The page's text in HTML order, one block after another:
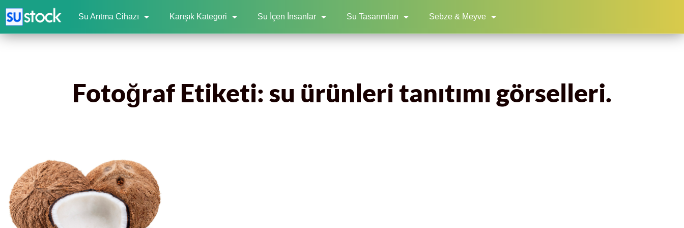
Su Arıtma Cihazı Karışık Kategori Su İçen İnsanlar Su Tasarımları Sebze & Meyve
Fotoğraf Etiketi: su ürünleri tanıtımı görselleri.